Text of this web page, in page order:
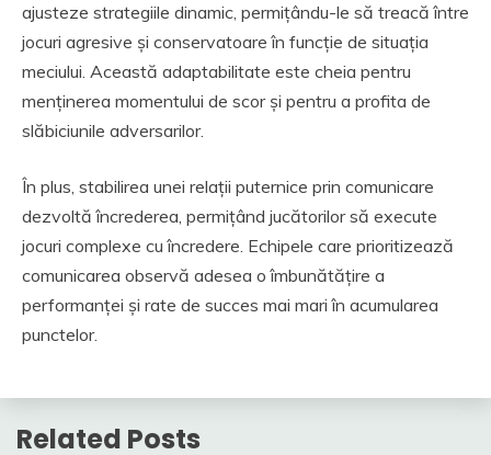
ajusteze strategiile dinamic, permițându-le să treacă între
jocuri agresive și conservatoare în funcție de situația
meciului. Această adaptabilitate este cheia pentru
menținerea momentului de scor și pentru a profita de
slăbiciunile adversarilor.
În plus, stabilirea unei relații puternice prin comunicare
dezvoltă încrederea, permițând jucătorilor să execute
jocuri complexe cu încredere. Echipele care prioritizează
comunicarea observă adesea o îmbunătățire a
performanței și rate de succes mai mari în acumularea
punctelor.
Related Posts